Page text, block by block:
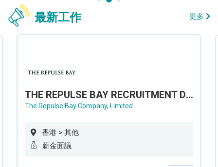
最新工作 更多
THE REPULSE BAY RECRUITMENT DAY 淺水灣影灣園人才招聘會
The Repulse Bay Company, Limited
香港 > 其他
薪金面議